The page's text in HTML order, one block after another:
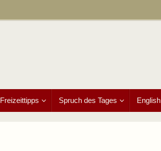
Freizeittipps Spruch des Tages English